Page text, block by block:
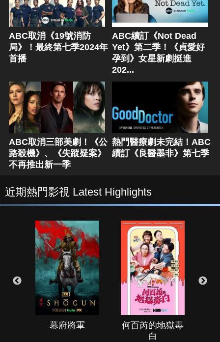
ABC取消《19號消防
局》！最終第七季2024年
首播
ABC續訂《Not Dead
Yet》第二季！《貞愛好
孕到》女星新劇挺進
202...
ABC取消三部美劇！《公
路殺機》、《失蹤疑案》
不再推出新一季
熱門醫療劇未完結！ABC
續訂《良醫墨非》第七季
近期熱門影視 Latest Highlights
幕府將軍
何百芮的地獄毒
白